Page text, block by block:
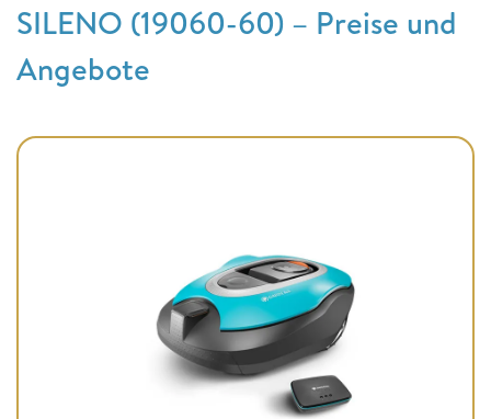
SILENO (19060-60) – Preise und
Angebote